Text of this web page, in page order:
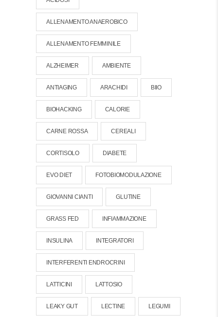
ALLENAMENTO ANAEROBICO
ALLENAMENTO FEMMINILE
ALZHEIMER AMBIENTE
ANTIAGING ARACHIDI BIIO
BIOHACKING CALORIE
CARNE ROSSA CEREALI
CORTISOLO DIABETE
EVO DIET FOTOBIOMODULAZIONE
GIOVANNI CIANTI GLUTINE
GRASS FED INFIAMMAZIONE
INSULINA INTEGRATORI
INTERFERENTI ENDROCRINI
LATTICINI LATTOSIO
LEAKY GUT LECTINE LEGUMI